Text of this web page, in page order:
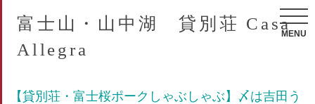
富士山・山中湖 貸別荘 Casa
Allegra
MENU
【貸別荘・富士桜ポークしゃぶしゃぶ】〆は吉田う